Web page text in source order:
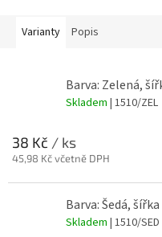
Varianty Popis
Barva: Zelená,
Skladem | 1510/ZEL
38 Kč / ks
45,98 Kč včetně DPH
Barva: Šedá,
Skladem | 1510/SED